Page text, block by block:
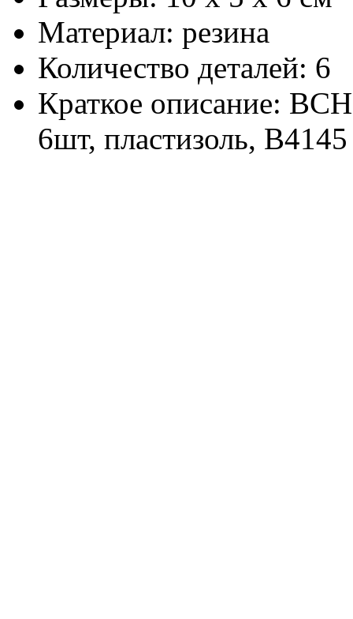
Материал: резина
Количество деталей: 6
Краткое описание:
6шт, пластизоль, В4145